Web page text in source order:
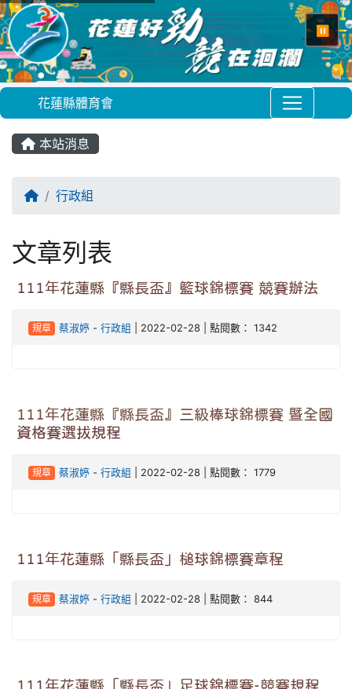
⏸
花蓮縣體育會
本站消息
回首頁行政組
文章列表
111年花蓮縣『縣長盃』籃球錦標賽 競賽辦法
規章 蔡淑婷- 行政組 | 2022-02-28 | 點閱數： 1342
111年花蓮縣『縣長盃』三級棒球錦標賽 暨全國
資格賽選拔規程
規章 蔡淑婷- 行政組 | 2022-02-28 | 點閱數： 1779
111年花蓮縣「縣長盃」槌球錦標賽章程
規章 蔡淑婷- 行政組 | 2022-02-28 | 點閱數： 844
111年花蓮縣「縣長盃」足球錦標賽-競賽規程